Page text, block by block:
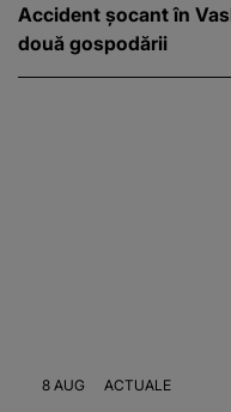
Accident șocant în
două gospodării
8 AUG ACTUALE